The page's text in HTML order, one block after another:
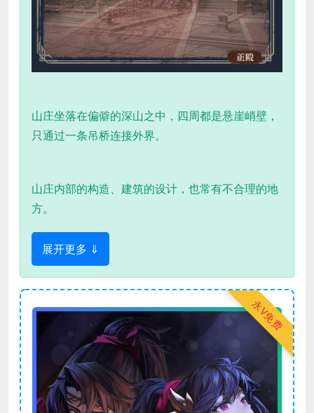
山庄坐落在偏僻的深山之中，四周都是悬崖峭壁，
只通过一条吊桥连接外界。
山庄内部的构造、建筑的设计，也常有不合理的地
方。
展开更多 ⇓
永V免费